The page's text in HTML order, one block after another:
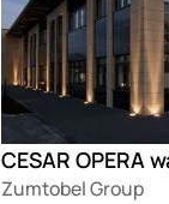
CESAR OPERA
Zumtobel Group